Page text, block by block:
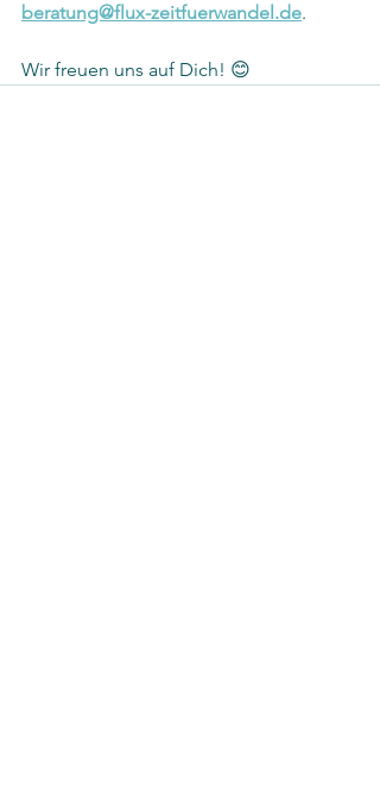
beratung@flux-zeitfuerwandel.de.
Wir freuen uns auf Dich! 😊